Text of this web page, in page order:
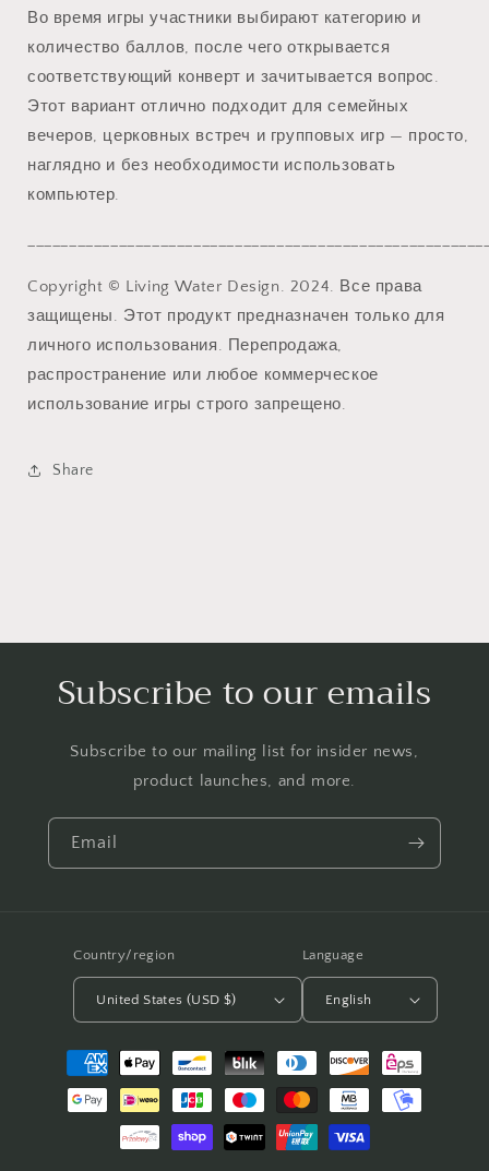
Во время игры участники выбирают категорию и
количество баллов, после чего открывается
соответствующий конверт и зачитывается вопрос.
Этот вариант отлично подходит для семейных
вечеров, церковных встреч и групповых игр — просто,
наглядно и без необходимости использовать
компьютер.
Copyright © Living Water Design. 2024. Все права
защищены. Этот продукт предназначен только для
личного использования. Перепродажа,
распространение или любое коммерческое
использование игры строго запрещено.
Share
Subscribe to our emails
Subscribe to our mailing list for insider news,
product launches, and more.
Email
Country/region
United States (USD $)
Language
English
Payment
methods